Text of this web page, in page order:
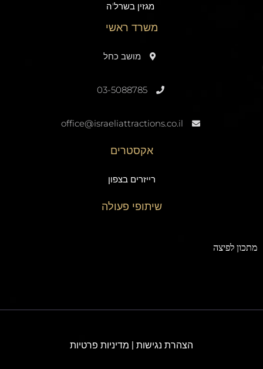
מגזין בשרל'ה
משרד ראשי
מושב כחל
03-5088785
office@israeliattractions.co.il
אקסטרים
רייזרים בצפון
שיתופי פעולה
לפיצה
הצהרת נגישות|מדיניות פרטיות